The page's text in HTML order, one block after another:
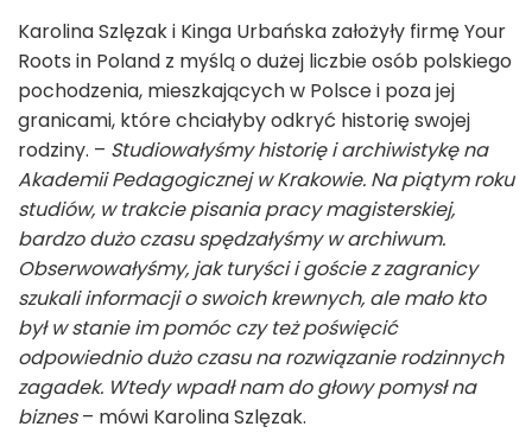
Karolina Szlęzak i Kinga Urbańska założyły firmę Your
Roots in Poland z myślą o dużej liczbie osób polskiego
pochodzenia, mieszkających w Polsce i poza jej
granicami, które chciałyby odkryć historię swojej
rodziny. – Studiowałyśmy historię i archiwistykę na
Akademii Pedagogicznej w Krakowie. Na piątym roku
studiów, w trakcie pisania pracy magisterskiej,
bardzo dużo czasu spędzałyśmy w archiwum.
Obserwowałyśmy, jak turyści i goście z zagranicy
szukali informacji o swoich krewnych, ale mało kto
był w stanie im pomóc czy też poświęcić
odpowiednio dużo czasu na rozwiązanie rodzinnych
zagadek. Wtedy wpadł nam do głowy pomysł na
biznes– mówi Karolina Szlęzak.